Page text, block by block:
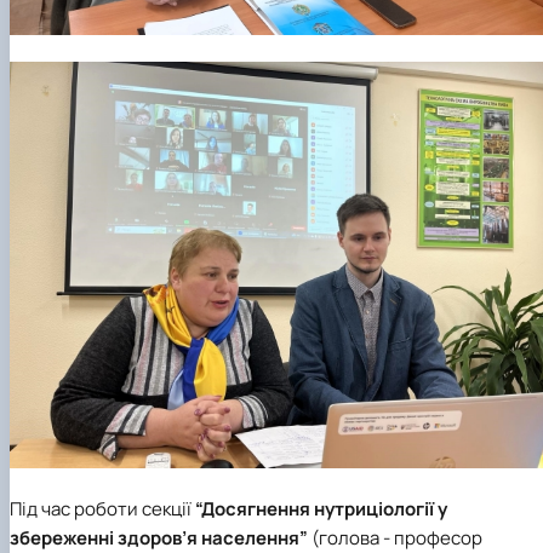
Під час роботи секції“Досягнення нутриціології у
збереженні здоров’я населення” (голова - професор